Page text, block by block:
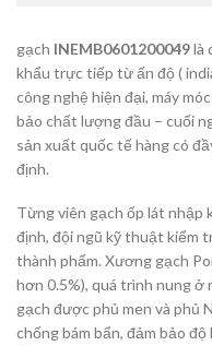
gạch INEMB0601200049là
khẩu trực tiếp từ ấn độ (
công nghệ hiện đại, máy
bảo chất lượng đầu – cuối
sản xuất quốc tế hàng có
định.
Từng viên gạch ốp lát nhập
định, đội ngũ kỹ thuật kiểm
thành phẩm. Xương gạch
hơn 0.5%), quá trình nung ở
gạch được phủ men và phủ
chống bám bẩn, đảm bảo